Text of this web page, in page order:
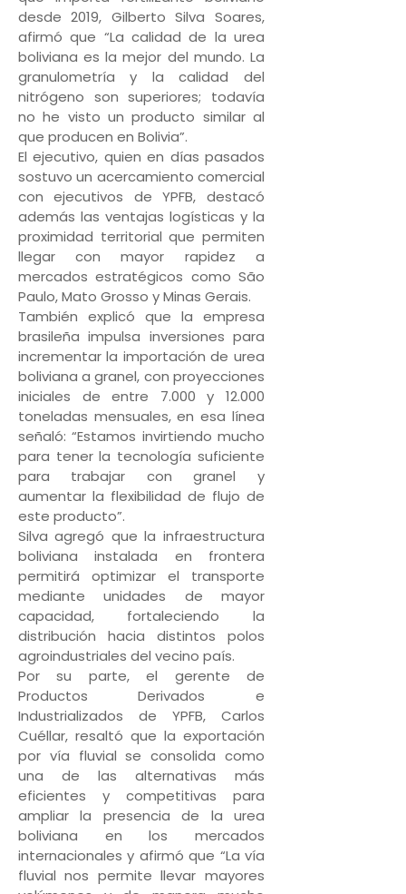
desde 2019, Gilberto Silva Soares,
afirmó que “La calidad de la urea
boliviana es la mejor del mundo. La
granulometría y la calidad del
nitrógeno son superiores; todavía
no he visto un producto similar al
que producen en Bolivia”.
El ejecutivo, quien en días pasados
sostuvo un acercamiento comercial
con ejecutivos de YPFB, destacó
además las ventajas logísticas y la
proximidad territorial que permiten
llegar con mayor rapidez a
mercados estratégicos como São
Paulo, Mato Grosso y Minas Gerais.
También explicó que la empresa
brasileña impulsa inversiones para
incrementar la importación de urea
boliviana a granel, con proyecciones
iniciales de entre 7.000 y 12.000
toneladas mensuales, en esa línea
señaló: “Estamos invirtiendo mucho
para tener la tecnología suficiente
para trabajar con granel y
aumentar la flexibilidad de flujo de
este producto”.
Silva agregó que la infraestructura
boliviana instalada en frontera
permitirá optimizar el transporte
mediante unidades de mayor
capacidad, fortaleciendo la
distribución hacia distintos polos
agroindustriales del vecino país.
Por su parte, el gerente de
Productos Derivados e
Industrializados de YPFB, Carlos
Cuéllar, resaltó que la exportación
por vía fluvial se consolida como
una de las alternativas más
eficientes y competitivas para
ampliar la presencia de la urea
boliviana en los mercados
internacionales y afirmó que “La vía
fluvial nos permite llevar mayores